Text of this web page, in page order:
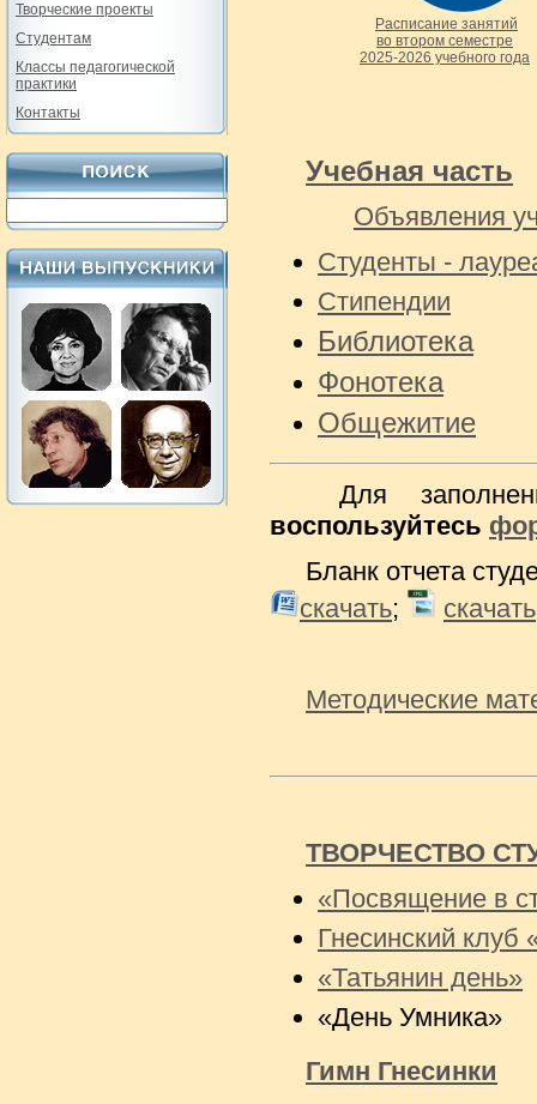
Творческие проекты
Студентам
Классы педагогической
практики
Контакты
Расписание занятий
во втором семестре
2025-2026 учебного года
Учебная часть
Объявления
Студенты -
Стипендии
Библиотека
Фонотека
Общежитие
Для
воспользуйтесь
Бланк отчета
скачать; скачать
Методические
ТВОРЧЕСТВО
«Посвящение в
Гнесинский клуб
«Татьянин день»
«День Умника»
Гимн Гнесинки